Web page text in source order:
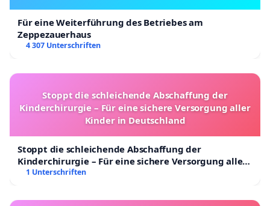
Für eine Weiterführung des Betriebes am
Zeppezauerhaus
4 307 Unterschriften
Stoppt die schleichende Abschaffung der
Kinderchirurgie – Für eine sichere Versorgung aller
Kinder in Deutschland
Stoppt die schleichende Abschaffung der
Kinderchirurgie – Für eine sichere Versorgung aller
Kinder in Deutschland
1 Unterschriften